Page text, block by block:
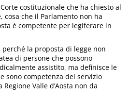
costituzionale che ha chiesto al
cosa che il Parlamento non ha
è competente per legiferare in
perché la proposta di legge non
di persone che possono
assistito, ma definisce le
sono competenza del servizio
Valle d’Aosta non da